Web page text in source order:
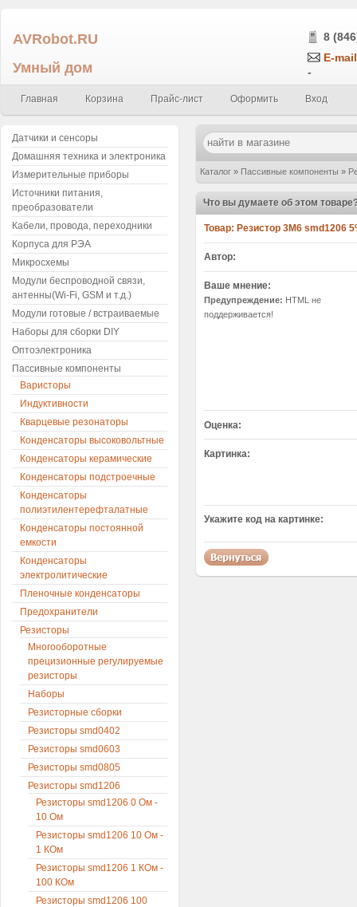
AVRobot.RU
Умный дом
8
E-
-
Главная Корзина Прайс-лист Оформить Вход
Каталог » Пассивные компоненты »
Что вы думаете об этом
Товар: Резистор 3M6 smd1206
Автор:
Ваше мнение:
Предупреждение: HTML не
поддерживается!
Оценка:
Картинка:
Укажите код на картинке:
Датчики и сенсоры
Домашняя техника и электроника
Измерительные приборы
Источники питания,
преобразователи
Кабели, провода, переходники
Корпуса для РЭА
Микросхемы
Модули беспроводной связи,
антенны(Wi-Fi, GSM и т.д.)
Модули готовые / встраиваемые
Наборы для сборки DIY
Оптоэлектроника
Пассивные компоненты
Варисторы
Индуктивности
Кварцевые резонаторы
Конденсаторы высоковольтные
Конденсаторы керамические
Конденсаторы подстроечные
Конденсаторы
полиэтилентерефталатные
Конденсаторы постоянной
емкости
Конденсаторы
электролитические
Пленочные конденсаторы
Предохранители
Резисторы
Многооборотные
прецизионные регулируемые
резисторы
Наборы
Резисторные сборки
Резисторы smd0402
Резисторы smd0603
Резисторы smd0805
Резисторы smd1206
Резисторы smd1206 0 Ом -
10 Ом
Резисторы smd1206 10 Ом -
1 КОм
Резисторы smd1206 1 КОм -
100 КОм
Резисторы smd1206 100